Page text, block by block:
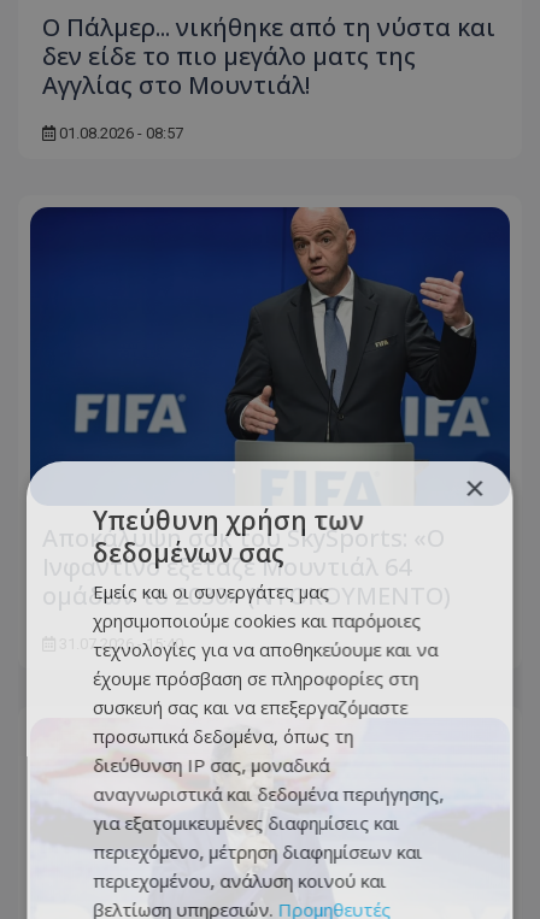
Ο Πάλμερ... νικήθηκε από τη νύστα και
δεν είδε το πιο μεγάλο ματς της
Αγγλίας στο Μουντιάλ!
01.08.2026 - 08:57
Αποκάλυψη σοκ του SkySports: «O
Ινφαντίνο εξέταζε Μουντιάλ 64
ομάδων το 2030» (ΝΤΟΚΟΥΜΕΝΤΟ)
31.07.2026 - 15:40
×
Υπεύθυνη χρήση των
δεδομένων σας
Εμείς και οι συνεργάτες μας
χρησιμοποιούμε cookies και παρόμοιες
τεχνολογίες για να αποθηκεύουμε και να
έχουμε πρόσβαση σε πληροφορίες στη
συσκευή σας και να επεξεργαζόμαστε
προσωπικά δεδομένα, όπως τη
διεύθυνση IP σας, μοναδικά
αναγνωριστικά και δεδομένα περιήγησης,
για εξατομικευμένες διαφημίσεις και
περιεχόμενο, μέτρηση διαφημίσεων και
περιεχομένου, ανάλυση κοινού και
βελτίωση υπηρεσιών. Προμηθευτές